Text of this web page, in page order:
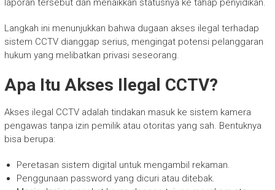
laporan tersebut dan menaikkan statusnya ke tahap penyidikan.
Langkah ini menunjukkan bahwa dugaan akses ilegal terhadap
sistem CCTV dianggap serius, mengingat potensi pelanggaran
hukum yang melibatkan privasi seseorang.
Apa Itu Akses Ilegal CCTV?
Akses ilegal CCTV adalah tindakan masuk ke sistem kamera
pengawas tanpa izin pemilik atau otoritas yang sah. Bentuknya
bisa berupa:
Peretasan sistem digital untuk mengambil rekaman.
Penggunaan password yang dicuri atau ditebak.